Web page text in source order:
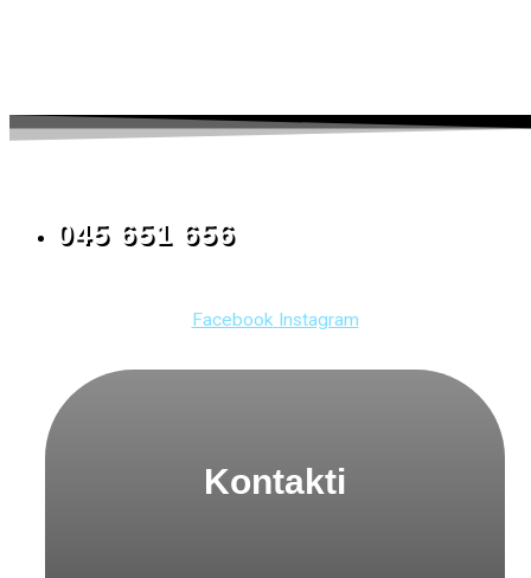
045 651 656
Facebook Instagram
Kontakti